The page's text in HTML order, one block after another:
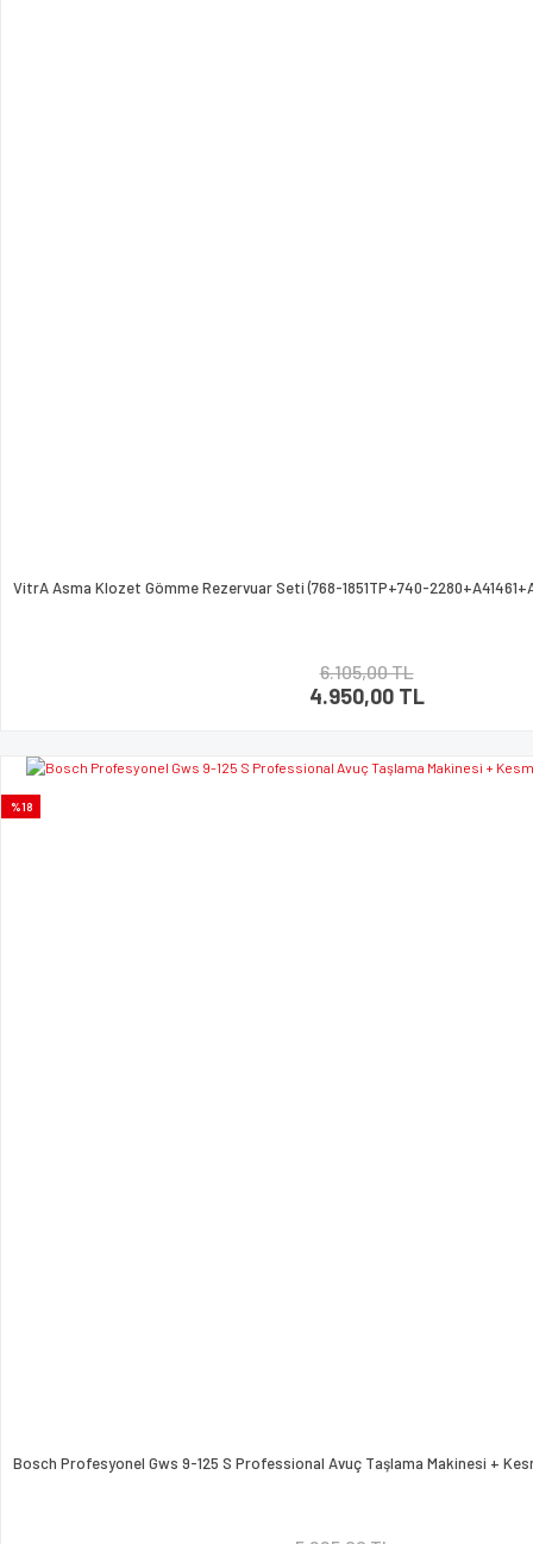
VitrA Asma Klozet Gömme Rezervuar Seti (768-1851TP+740-
6.105,00 TL
4.950,00 TL
%18
Bosch Profesyonel Gws 9-125 S Professional Avuç Taşlama Makinesi +